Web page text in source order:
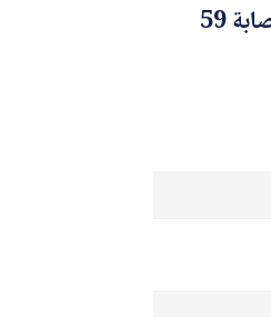
أدى تفجير انتحاري داخل كنيسة مار الياس بحي دويلعة في العاصمة السورية دمشق، مساء الأحد، إلى مقتل 22 مدنياً وإصابة 59